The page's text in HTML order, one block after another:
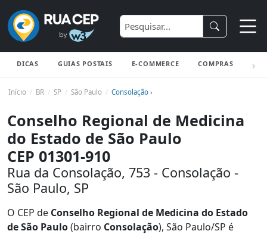
DICAS GUIAS POSTAIS E-COMMERCE COMPRAS
Início BR SP São Paulo Consolação ›
Conselho Regional de Medicina
do Estado de São Paulo
CEP 01301-910
Rua da Consolação, 753 - Consolação -
São Paulo, SP
O CEP de Conselho Regional de Medicina do Estado
de São Paulo(bairro Consolação), São Paulo/SP é